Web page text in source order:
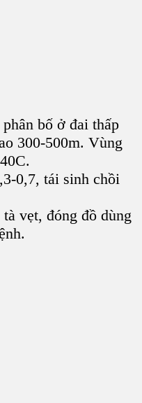
bố ở đai thấp
300-500m. Vùng
0,7, tái sinh chồi
vẹt, đóng đồ dùng